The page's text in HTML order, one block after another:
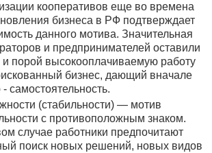
кооперативов еще во времена
бизнеса в РФ подтверждает
данного мотива. Значительная
и предпринимателей оставили
и порой высокооплачиваемую работу
бизнес, дающий вначале
самостоятельность.
(стабильности) — мотив
с противоположным знаком.
случае работники предпочитают
поиск новых решений, новых видов